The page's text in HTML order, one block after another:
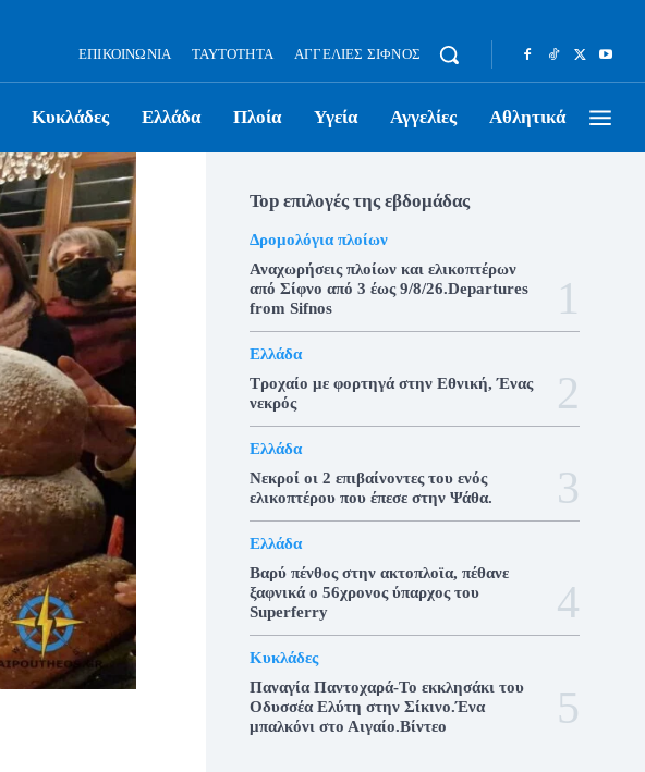
ΕΠΙΚΟΙΝΩΝΊΑ ΤΑΥΤΌΤΗΤΑ ΑΓΓΕΛΊΕΣ ΣΊΦΝΟΣ
Κυκλάδες Ελλάδα Πλοία Υγεία Αγγελίες Αθλητικά
Top επιλογές της εβδομάδας
Δρομολόγια πλοίων
Αναχωρήσεις πλοίων και ελικοπτέρων
από Σίφνο από 3 έως 9/8/26.Departures
from Sifnos
Ελλάδα
Τροχαίο με φορτηγά στην Εθνική, Ένας
νεκρός
Ελλάδα
Νεκροί οι 2 επιβαίνοντες του ενός
ελικοπτέρου που έπεσε στην Ψάθα.
Ελλάδα
Βαρύ πένθος στην ακτοπλοϊα, πέθανε
ξαφνικά ο 56χρονος ύπαρχος του
Superferry
Κυκλάδες
Παναγία Παντοχαρά-Το εκκλησάκι του
Οδυσσέα Ελύτη στην Σίκινο.Ένα
μπαλκόνι στο Αιγαίο.Βίντεο